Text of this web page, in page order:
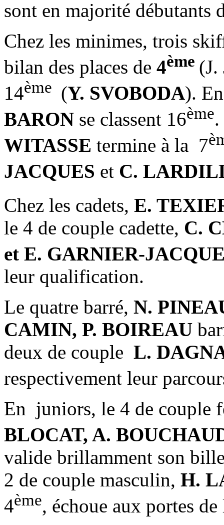
sont en majorité débutants
Chez les minimes, trois
bilan des places de 4ème
14ème (Y. SVOBODA).
BARON se classent 16ème
WITASSE termine à la 7
JACQUES et C.
Chez les cadets, E.
le 4 de couple cadette, C.
et E. GARNIER-
leur qualification.
Le quatre barré, N.
CAMIN, P. BOIREAU
deux de couple L.
respectivement leur
En juniors, le 4 de couple
BLOCAT, A.
valide brillamment son
2 de couple masculin, H.
4ème, échoue aux portes